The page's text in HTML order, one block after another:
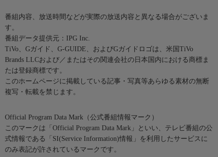
番組内容、放送時間などが実際の放送内容と異なる場合がございま
す。
番組データ提供元：IPG Inc.
TiVo、Gガイド、G-GUIDE、およびGガイドロゴは、米国TiVo
Brands LLCおよび／またはその関連会社の日本国内における商標ま
たは登録商標です。
このホームページに掲載している記事・写真等あらゆる素材の無断
複写・転載を禁じます。
Official Program Data Mark（公式番組情報マーク）
このマークは「Official Program Data Mark」といい、テレビ番組の公
式情報である「SI(Service Information)情報」を利用したサービスに
のみ表記が許されているマークです。